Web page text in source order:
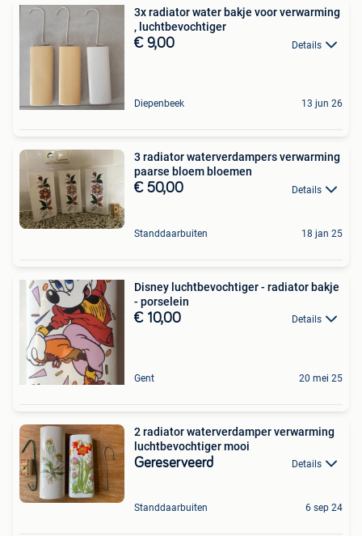
3x radiator water bakje voor verwarming
, luchtbevochtiger
€ 9,00 Details
Diepenbeek 13 jun 26
3 radiator waterverdampers verwarming
paarse bloem bloemen
€ 50,00 Details
Standdaarbuiten 18 jan 25
Disney luchtbevochtiger - radiator bakje
- porselein
€ 10,00 Details
Gent 20 mei 25
2 radiator waterverdamper verwarming
luchtbevochtiger mooi
Gereserveerd Details
Standdaarbuiten 6 sep 24